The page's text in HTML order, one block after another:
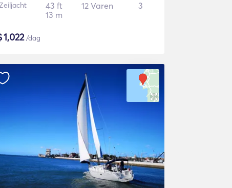
Zeiljacht
43 ft
13 m
12 Varen 3
1,022/dag